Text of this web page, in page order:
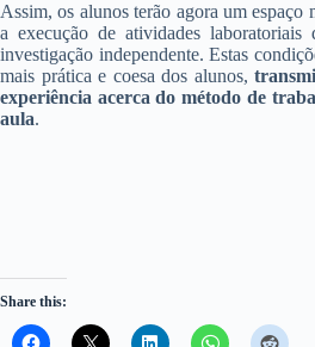
Assim, os alunos terão agora um espaço
a execução de atividades
investigação independente. Estas
mais prática e coesa dos alunos,
experiência acerca do método de
aula.
Share this: